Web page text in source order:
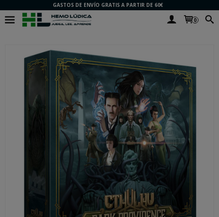
GASTOS DE ENVÍO GRATIS A PARTIR DE 60€
0